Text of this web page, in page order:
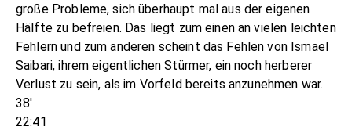
große Probleme, sich überhaupt mal aus der eigenen
Hälfte zu befreien. Das liegt zum einen an vielen leichten
Fehlern und zum anderen scheint das Fehlen von Ismael
Saibari, ihrem eigentlichen Stürmer, ein noch herberer
Verlust zu sein, als im Vorfeld bereits anzunehmen war.
38'
22:41